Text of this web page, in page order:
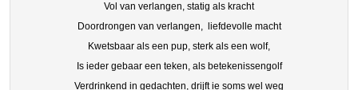
Vol van verlangen, statig als kracht
Doordrongen van verlangen, liefdevolle macht
Kwetsbaar als een pup, sterk als een wolf,
Is ieder gebaar een teken, als betekenissengolf
Verdrinkend in gedachten, drijft ie soms wel weg